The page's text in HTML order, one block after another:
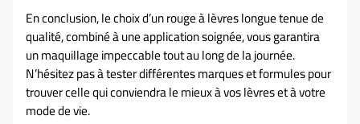
En conclusion, le choix d’un rouge à lèvres longue tenue de
qualité, combiné à une application soignée, vous garantira
un maquillage impeccable tout au long de la journée.
N’hésitez pas à tester différentes marques et formules pour
trouver celle qui conviendra le mieux à vos lèvres et à votre
mode de vie.